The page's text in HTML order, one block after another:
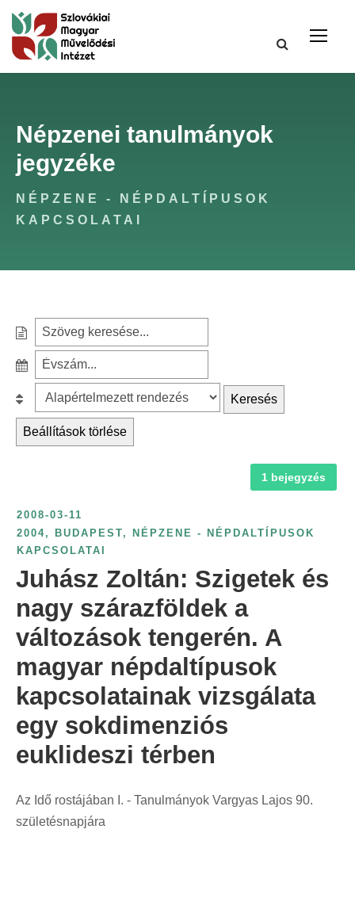
Népzenei tanulmányok
jegyzéke
NÉPZENE - NÉPDALTÍPUSOK
KAPCSOLATAI
e
c
h
:
z
é
v
s
z
á
s
z
e
i
n
:
e
s
l
á
:
Keresés
Beállítások törlése
1 bejegyzés
2008-03-11
2004, BUDAPEST, NÉPZENE - NÉPDALTÍPUSOK
KAPCSOLATAI
Juhász Zoltán: Szigetek és
nagy szárazföldek a
változások tengerén. A
magyar népdaltípusok
kapcsolatainak vizsgálata
egy sokdimenziós
euklideszi térben
Az Idő rostájában I. - Tanulmányok Vargyas Lajos 90.
születésnapjára